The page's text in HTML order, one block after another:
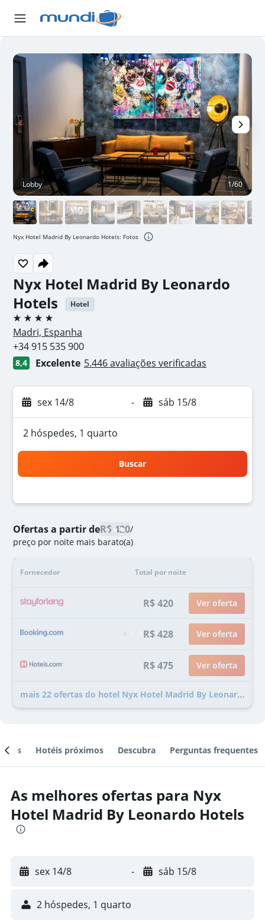
Nyx Hotel Madrid By Leonardo
Hotels
Hotel
4 estrelas
Madri, Espanha
+34 915 535 900
8,4 Excelente 5.446 avaliações verificadas
sex 14/8 - sáb 15/8
2 hóspedes, 1 quarto
Buscar
Ofertas a partir deR$ 420/
preço por noite mais barato(a)
Fornecedor Total por noite
R$ 420 Ver oferta
R$ 428 Ver oferta
R$ 475 Ver oferta
mais 22 ofertas do hotel Nyx Hotel Madrid By Leonardo Hotels
Lobby 1/60
Nyx Hotel Madrid By Leonardo Hotels: Fotos
Hotéis próximos Descubra Perguntas frequentes
As melhores ofertas para Nyx
Hotel Madrid By Leonardo Hotels
sex 14/8 - sáb 15/8
2 hóspedes, 1 quarto